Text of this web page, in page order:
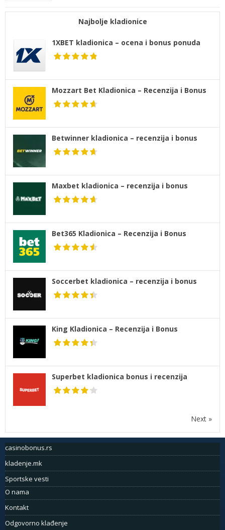
Najbolje kladionice
1XBET kladionica – ocena i bonus ponuda
Mozzart Bet Kladionica – Recenzija i Bonus
Betwinner kladionica – recenzija i bonus
Maxbet kladionica – recenzija i bonus
Bet365 Kladionica – Recenzija i Bonus
Soccerbet kladionica – recenzija i bonus
King Kladionica – Recenzija i Bonus
Superbet kladionica bonus i recenzija
Next »
casinobonus.rs
kladenje.mk
Sportske vesti
O nama
Kontakt
Odgovorno klađenje